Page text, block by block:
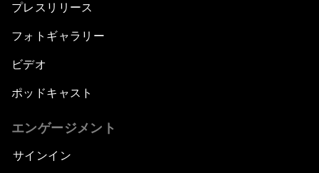
プレスリリース
フォトギャラリー
ビデオ
ポッドキャスト
エンゲージメント
サインイン